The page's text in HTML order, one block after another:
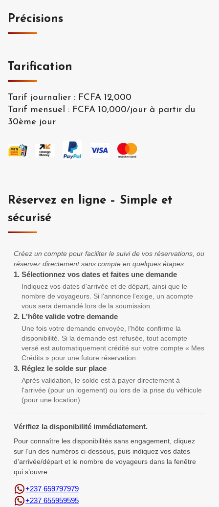
Précisions
Tarification
Tarif journalier : FCFA 12,000
Tarif mensuel : FCFA 10,000/jour à partir du
30ème jour
Réservez en ligne – Simple et
sécurisé
Créez un compte pour faciliter le suivi de vos réservations, ou
réservez directement sans compte en quelques étapes :
1. Sélectionnez vos dates et faites une demande
Indiquez vos dates d'arrivée et de départ, ainsi que le
nombre de voyageurs. Si l'annonce l'exige, un acompte
vous sera demandé lors de la soumission.
2. L'hôte valide votre demande
Une fois votre demande envoyée, l'hôte confirme la
disponibilité. Si la demande est refusée, tout acompte
versé est automatiquement crédité sur votre compte « Mes
Crédits » pour une future réservation.
3. Réglez le solde sur place
Après validation, le solde est à payer directement à
l'arrivée (pour un logement) ou lors de la prise du véhicule
(pour une location).
Vérifiez la disponibilité immédiatement.
Pour connaître les disponibilités sans engagement, cliquez
sur l’un des numéros ci-dessous, puis indiquez vos dates
d’arrivée/départ et le nombre de voyageurs dans la fenêtre
qui s’ouvre.
+237 659797979
+237 655959595